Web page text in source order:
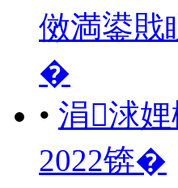
傚満鍙戝
�
• 涓浗
2022锛�